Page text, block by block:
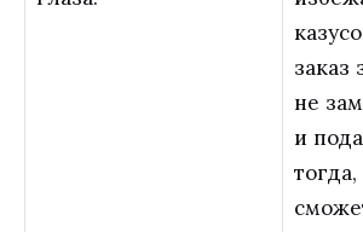
заказ
не
и